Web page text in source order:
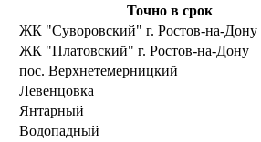
Точно в срок
ЖК "Суворовский" г. Ростов-на-Дону
ЖК "Платовский" г. Ростов-на-Дону
пос. Верхнетемерницкий
Левенцовка
Янтарный
Водопадный